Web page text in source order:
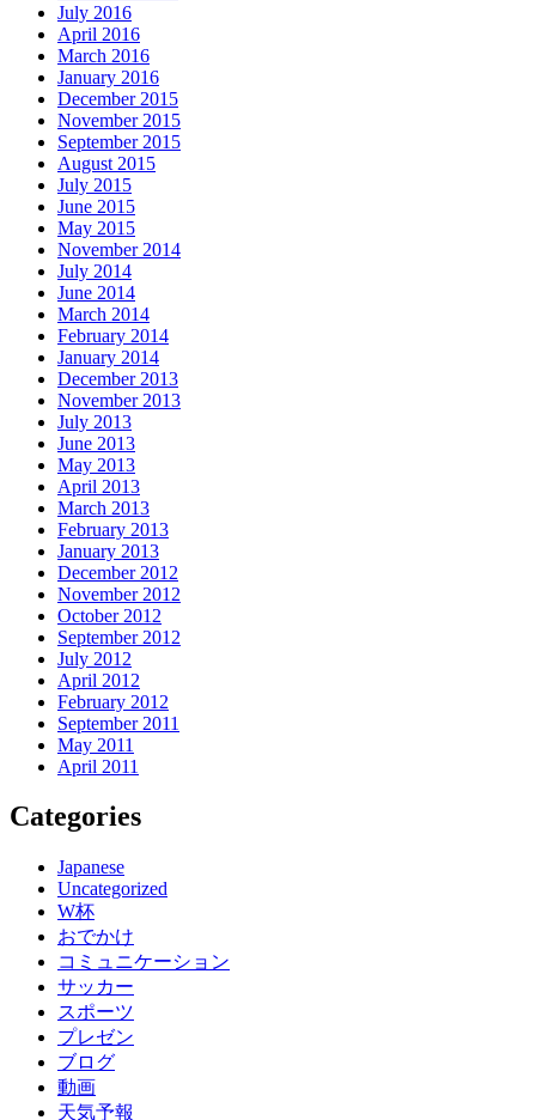
July 2016
April 2016
March 2016
January 2016
December 2015
November 2015
September 2015
August 2015
July 2015
June 2015
May 2015
November 2014
July 2014
June 2014
March 2014
February 2014
January 2014
December 2013
November 2013
July 2013
June 2013
May 2013
April 2013
March 2013
February 2013
January 2013
December 2012
November 2012
October 2012
September 2012
July 2012
April 2012
February 2012
September 2011
May 2011
April 2011
Categories
Japanese
Uncategorized
W杯
おでかけ
コミュニケーション
サッカー
スポーツ
プレゼン
ブログ
動画
天気予報